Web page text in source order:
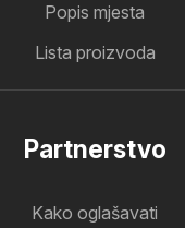
Popis mjesta
Lista proizvoda
Partnerstvo
Kako oglašavati